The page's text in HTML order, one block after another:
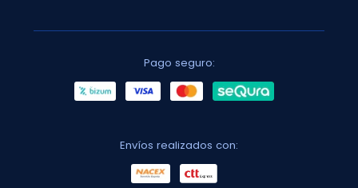
Pago seguro:
Envíos realizados con: